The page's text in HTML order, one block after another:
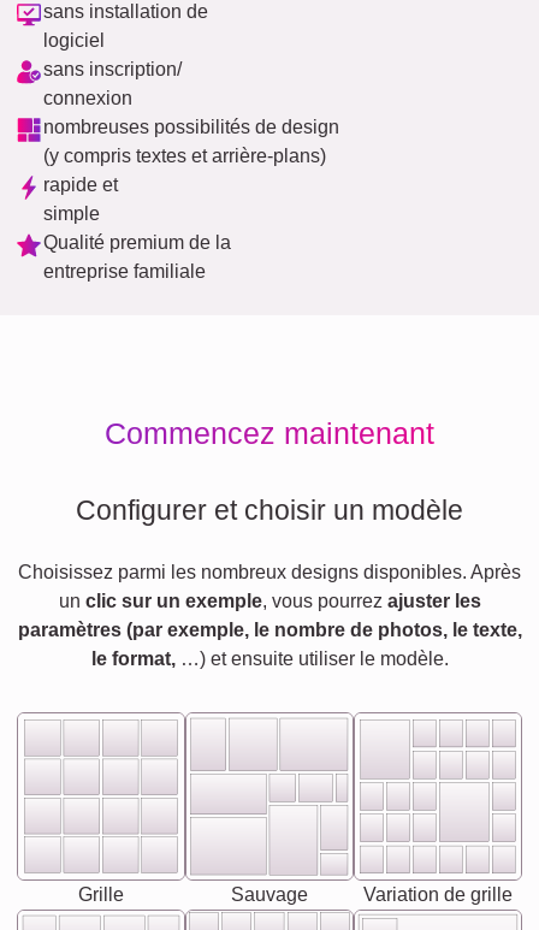
sans installation de
logiciel
sans inscription/
connexion
nombreuses possibilités de design
(y compris textes et arrière-plans)
rapide et
simple
Qualité premium de la
entreprise familiale
Commencez maintenant
Configurer et choisir un modèle
Choisissez parmi les nombreux designs disponibles. Après
un clic sur un exemple, vous pourrez ajuster les
paramètres (par exemple, le nombre de photos, le texte,
le format,…) et ensuite utiliser le modèle.
Grille Sauvage Variation de grille